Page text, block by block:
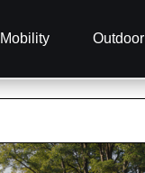
Mobility Outdoor